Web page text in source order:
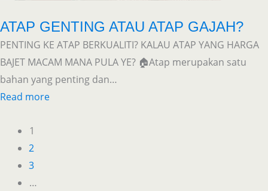
ATAP GENTING ATAU ATAP GAJAH?
PENTING KE ATAP BERKUALITI? KALAU ATAP YANG HARGA
BAJET MACAM MANA PULA YE? 🏠Atap merupakan satu
bahan yang penting dan…
Read more
1
2
3
…